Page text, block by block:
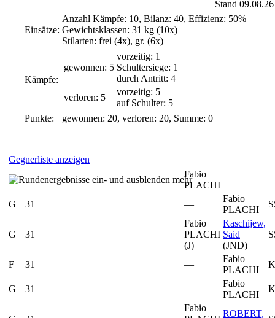
Stand
Einsätze:
Anzahl Kämpfe: 10, Bilanz: 40, Effizienz: 50%
Gewichtsklassen: 31 kg (10x)
Stilarten: frei (4x), gr. (6x)
Kämpfe:
gewonnen: 5
vorzeitig: 1
Schultersiege: 1
durch Antritt: 4
verloren: 5
vorzeitig: 5
auf Schulter: 5
Punkte:
gewonnen: 20, verloren: 20, Summe: 0
Gegnerliste anzeigen
mehr
Fabio
PLACHI
G
31 —
Fabio
PLACHI
G 31
Fabio
PLACHI
(J)
Kaschijew,
Said
(JND)
F 31 —
Fabio
PLACHI
G 31 —
Fabio
PLACHI
Fabio
ROBERT,